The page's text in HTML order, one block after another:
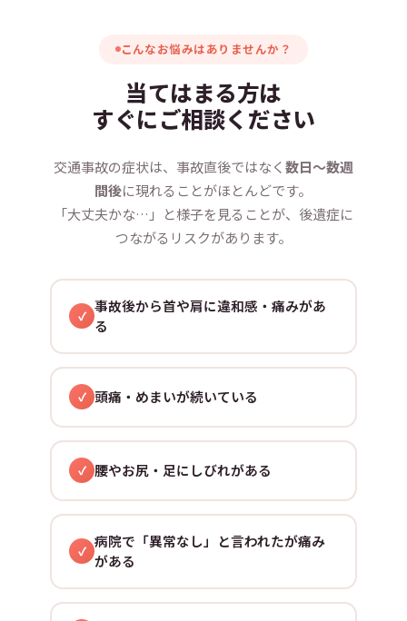
こんなお悩みはありませんか？
当てはまる方は
すぐにご相談ください
交通事故の症状は、事故直後ではなく数日〜数週
間後に現れることがほとんどです。
「大丈夫かな…」と様子を見ることが、後遺症に
つながるリスクがあります。
事故後から首や肩に違和感・痛みがあ
る
頭痛・めまいが続いている
腰やお尻・足にしびれがある
病院で「異常なし」と言われたが痛み
がある